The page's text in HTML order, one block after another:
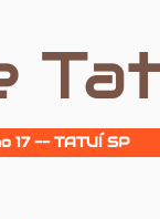
17 -- TATUÍ SP